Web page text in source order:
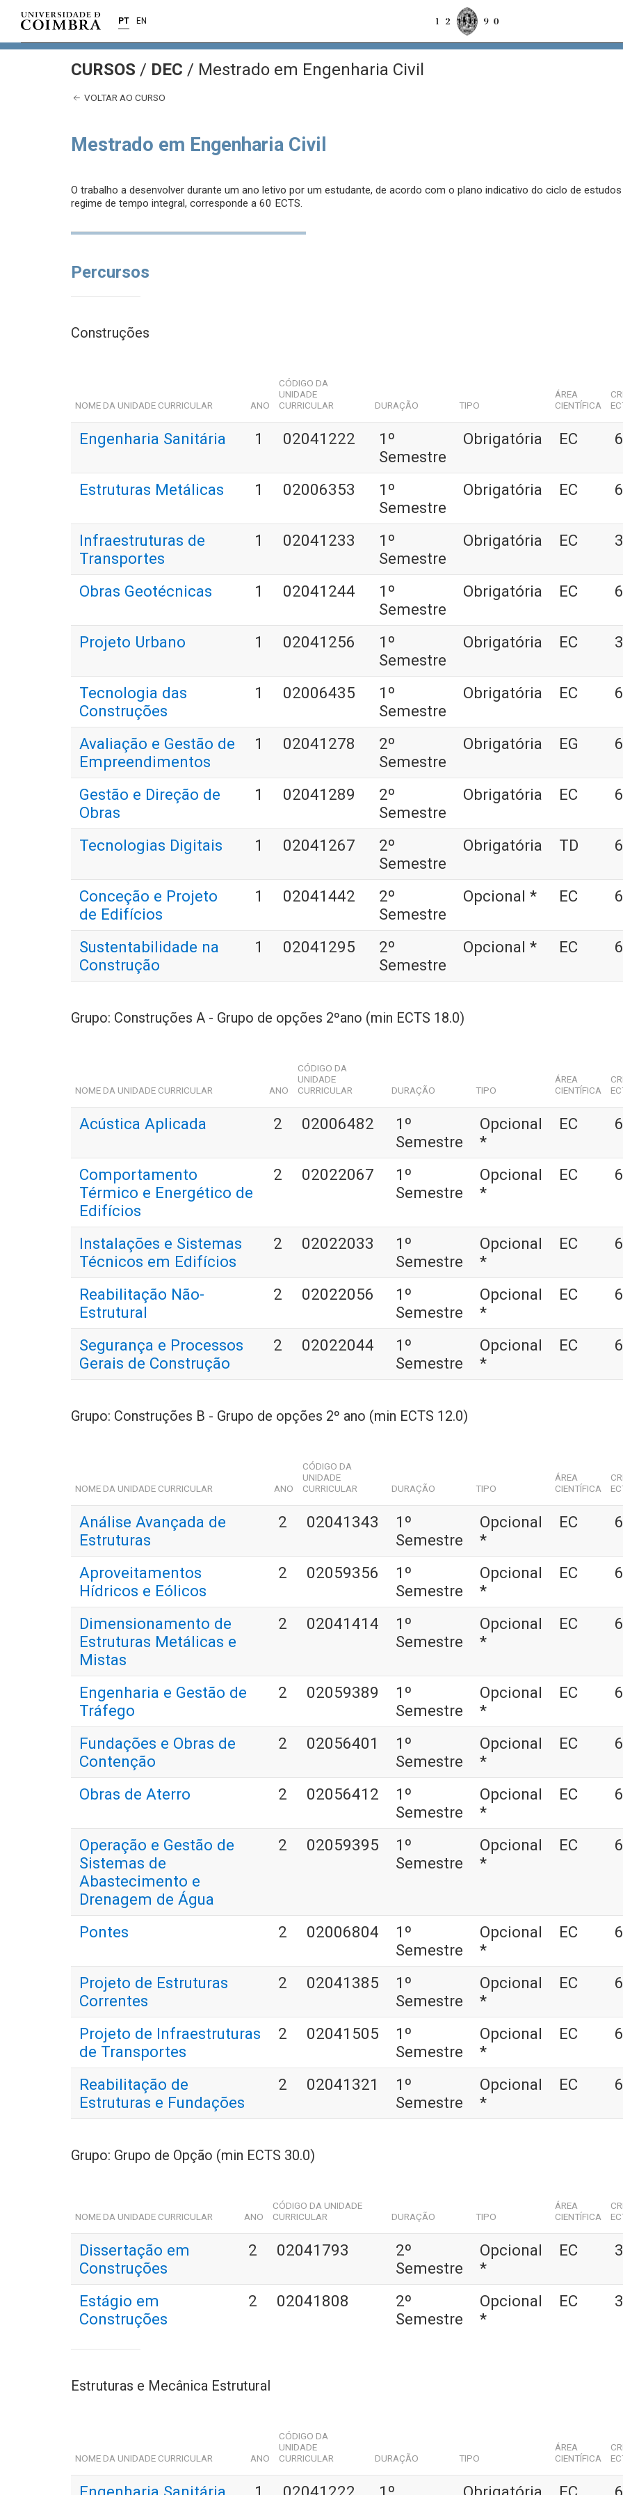
PT EN
CURSOS / DEC / Mestrado em Engenharia Civil
VOLTAR AO CURSO
Mestrado em Engenharia Civil
O trabalho a desenvolver durante um ano letivo por um estudante, de acordo com o plano indicativo do ciclo de
regime de tempo integral, corresponde a 60 ECTS.
Percursos
Construções
NOME DA UNIDADE CURRICULAR ANO
CÓDIGO DA
UNIDADE
CURRICULAR
DURAÇÃO TIPO
ÁREA
CIENTÍFICA
Engenharia Sanitária 1 02041222
1º
Semestre
Obrigatória EC
Estruturas Metálicas 1 02006353
1º
Semestre
Obrigatória EC
Infraestruturas de
Transportes
1 02041233
1º
Semestre
Obrigatória EC
Obras Geotécnicas 1 02041244
1º
Semestre
Obrigatória EC
Projeto Urbano 1 02041256
1º
Semestre
Obrigatória EC
Tecnologia das
Construções
1 02006435
1º
Semestre
Obrigatória EC
Avaliação e Gestão de
Empreendimentos
1 02041278
2º
Semestre
Obrigatória EG
Gestão e Direção de
Obras
1 02041289
2º
Semestre
Obrigatória EC
Tecnologias Digitais 1 02041267
2º
Semestre
Obrigatória TD
Conceção e Projeto
de Edifícios
1 02041442
2º
Semestre
Opcional * EC
Sustentabilidade na
Construção
1 02041295
2º
Semestre
Opcional * EC
Grupo: Construções A - Grupo de opções 2ºano (min ECTS 18.0)
NOME DA UNIDADE CURRICULAR ANO
CÓDIGO DA
UNIDADE
CURRICULAR
DURAÇÃO TIPO
ÁREA
CIENTÍFICA
Acústica Aplicada 2 02006482
1º
Semestre
Opcional
*
EC
Comportamento
Térmico e Energético de
Edifícios
2 02022067
1º
Semestre
Opcional
*
EC
Instalações e Sistemas
Técnicos em Edifícios
2 02022033
1º
Semestre
Opcional
*
EC
Reabilitação Não-
Estrutural
2 02022056
1º
Semestre
Opcional
*
EC
Segurança e Processos
Gerais de Construção
2 02022044
1º
Semestre
Opcional
*
EC
Grupo: Construções B - Grupo de opções 2º ano (min ECTS 12.0)
NOME DA UNIDADE CURRICULAR ANO
CÓDIGO DA
UNIDADE
CURRICULAR
DURAÇÃO TIPO
ÁREA
CIENTÍFICA
Análise Avançada de
Estruturas
2 02041343
1º
Semestre
Opcional
*
EC
Aproveitamentos
Hídricos e Eólicos
2 02059356
1º
Semestre
Opcional
*
EC
Dimensionamento de
Estruturas Metálicas e
Mistas
2 02041414
1º
Semestre
Opcional
*
EC
Engenharia e Gestão de
Tráfego
2 02059389
1º
Semestre
Opcional
*
EC
Fundações e Obras de
Contenção
2 02056401
1º
Semestre
Opcional
*
EC
Obras de Aterro 2 02056412
1º
Semestre
Opcional
*
EC
Operação e Gestão de
Sistemas de
Abastecimento e
Drenagem de Água
2 02059395
1º
Semestre
Opcional
*
EC
Pontes 2 02006804
1º
Semestre
Opcional
*
EC
Projeto de Estruturas
Correntes
2 02041385
1º
Semestre
Opcional
*
EC
Projeto de Infraestruturas
de Transportes
2 02041505
1º
Semestre
Opcional
*
EC
Reabilitação de
Estruturas e Fundações
2 02041321
1º
Semestre
Opcional
*
EC
Grupo: Grupo de Opção (min ECTS 30.0)
NOME DA UNIDADE CURRICULAR ANO
CÓDIGO DA UNIDADE
CURRICULAR
DURAÇÃO TIPO
ÁREA
CIENTÍFICA
Dissertação em
Construções
2 02041793
2º
Semestre
Opcional
*
EC
Estágio em
Construções
2 02041808
2º
Semestre
Opcional
*
EC
Estruturas e Mecânica Estrutural
NOME DA UNIDADE CURRICULAR ANO
CÓDIGO DA
UNIDADE
CURRICULAR
DURAÇÃO TIPO
ÁREA
CIENTÍFICA